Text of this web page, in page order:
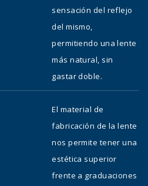
sensación del reflejo
del mismo,
permitiendo una lente
más natural, sin
gastar doble.
El material de
fabricación de la lente
nos permite tener una
estética superior
frente a graduaciones